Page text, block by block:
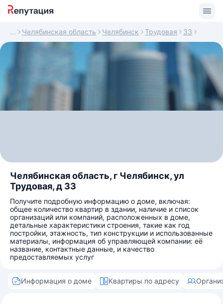
Челябинская область Челябинск Трудовая 33
Челябинская область, г Челябинск, ул
Трудовая, д 33
Получите подробную информацию о доме, включая:
общее количество квартир в здании, наличие и список
организаций или компаний, расположенных в доме,
детальные характеристики строения, такие как год
постройки, этажность, тип конструкции и использованные
материалы, информация об управляющей компании: её
название, контактные данные, и качество
предоставляемых услуг
Информация о доме Квартиры по адресу